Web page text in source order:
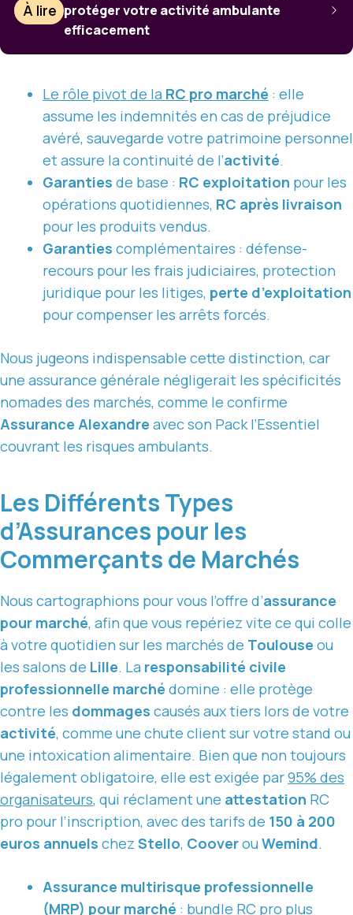
À lire protéger votre activité ambulante
efficacement
Le rôle pivot de la RC pro marché : elle
assume les indemnités en cas de préjudice
avéré, sauvegarde votre patrimoine personnel
et assure la continuité de l’activité.
Garanties de base : RC exploitation pour les
opérations quotidiennes, RC après livraison
pour les produits vendus.
Garanties complémentaires : défense-
recours pour les frais judiciaires, protection
juridique pour les litiges, perte d’exploitation
pour compenser les arrêts forcés.
Nous jugeons indispensable cette distinction, car
une assurance générale négligerait les spécificités
nomades des marchés, comme le confirme
Assurance Alexandre avec son Pack l’Essentiel
couvrant les risques ambulants.
Les Différents Types
d’Assurances pour les
Commerçants de Marchés
Nous cartographions pour vous l’offre d’assurance
pour marché, afin que vous repériez vite ce qui colle
à votre quotidien sur les marchés de Toulouse ou
les salons de Lille. La responsabilité civile
professionnelle marché domine : elle protège
contre les dommages causés aux tiers lors de votre
activité, comme une chute client sur votre stand ou
une intoxication alimentaire. Bien que non toujours
légalement obligatoire, elle est exigée par95% des
organisateurs, qui réclament une attestation RC
pro pour l’inscription, avec des tarifs de 150 à 200
euros annuels chez Stello, Cooverou Wemind.
Assurance multirisque professionnelle
(MRP) pour marché : bundle RC pro plus